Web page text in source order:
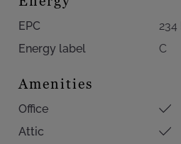
EPC
Energy label
C
Amenities
Office
Attic